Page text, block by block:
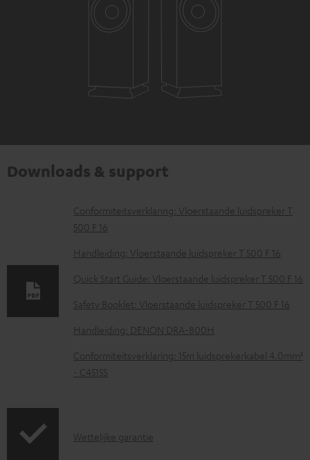
Downloads & support
D
o
w
n
o
a
d
d
u
Conformiteitsverklaring: Vloerstaande luidspreker T
500 F 16
Handleiding: Vloerstaande luidspreker T 500 F 16
Quick Start Guide: Vloerstaande luidspreker T 500 F 16
Safety Booklet: Vloerstaande luidspreker T 500 F 16
Handleiding: DENON DRA-800H
Conformiteitsverklaring: 15m luidsprekerkabel 4.0mm²
- C4515S
G
Wettelijke garantie